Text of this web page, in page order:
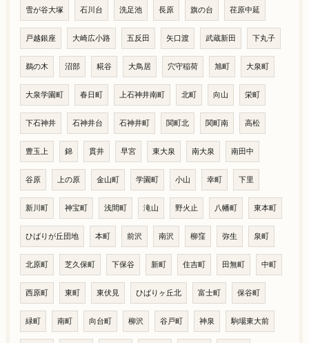
雪が谷大塚 石川台 洗足池 長原 旗の台 荏原中延
戸越銀座 大崎広小路 五反田 矢口渡 武蔵新田 下丸子
鵜の木 沼部 糀谷 大鳥居 穴守稲荷 旭町 大泉町
大泉学園町 春日町 上石神井南町 北町 向山 栄町
下石神井 石神井台 石神井町 関町北 関町南 高松
豊玉上 錦 貫井 早宮 東大泉 南大泉 南田中
谷原 上の原 金山町 学園町 小山 幸町 下里
新川町 神宝町 浅間町 滝山 野火止 八幡町 東本町
ひばりが丘団地 本町 前沢 南沢 柳窪 弥生 泉町
北原町 芝久保町 下保谷 新町 住吉町 田無町 中町
西原町 東町 東伏見 ひばりヶ丘北 富士町 保谷町
緑町 南町 向台町 柳沢 谷戸町 神泉 駒場東大前